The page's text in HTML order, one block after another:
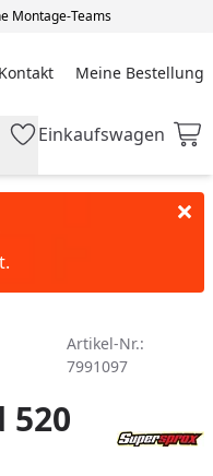
Montage-Teams
Kontakt Meine Bestellung
Meine Bestellung
Einkaufswagen
Einkaufswagen
Artikel-Nr.:
7991097